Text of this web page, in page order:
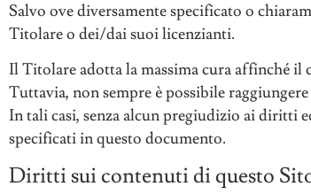
Salvo ove diversamente specificato o
Titolare o dei/dai suoi licenzianti.
Il Titolare adotta la massima cura affinché
Tuttavia, non sempre è possibile
In tali casi, senza alcun pregiudizio ai diritti
specificati in questo documento.
Diritti sui contenuti di questo